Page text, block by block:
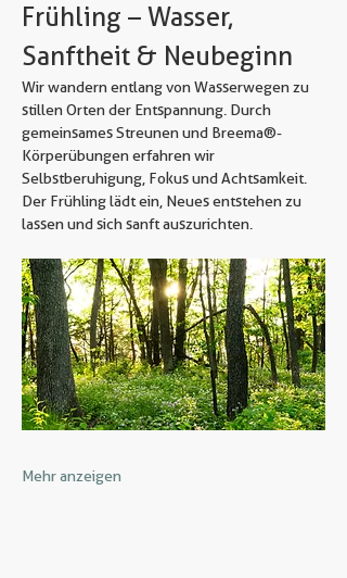
Frühling – Wasser,
Sanftheit & Neubeginn
Wir wandern entlang von Wasserwegen  zu
stillen Orten der Entspannung. Durch
gemeinsames Streunen und Breema®-
Körperübungen erfahren wir
Selbstberuhigung, Fokus und Achtsamkeit.
Der Frühling lädt ein, Neues entstehen zu
lassen und sich sanft auszurichten.
Mehr anzeigen